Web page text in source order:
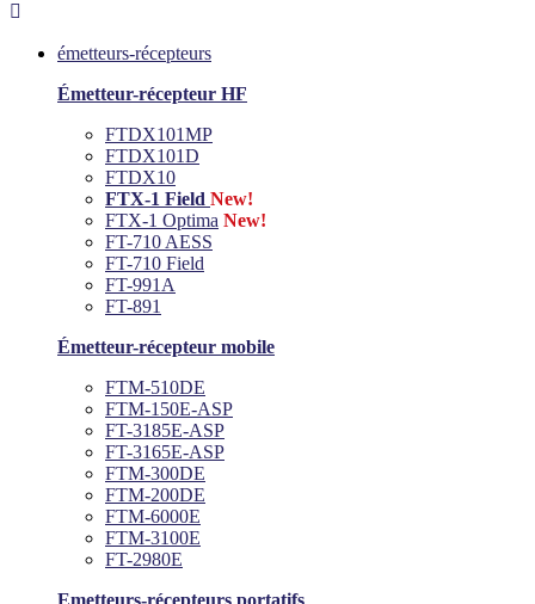

émetteurs-récepteurs
Émetteur-récepteur HF
FTDX101MP
FTDX101D
FTDX10
FTX-1 Field New!
FTX-1 Optima New!
FT-710 AESS
FT-710 Field
FT-991A
FT-891
Émetteur-récepteur mobile
FTM-510DE
FTM-150E-ASP
FT-3185E-ASP
FT-3165E-ASP
FTM-300DE
FTM-200DE
FTM-6000E
FTM-3100E
FT-2980E
Emetteurs-récepteurs portatifs